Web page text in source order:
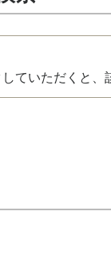
ていただくと